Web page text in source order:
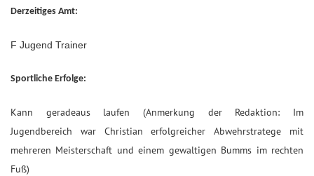
Derzeitiges Amt:
F Jugend Trainer
Sportliche Erfolge:
Kann geradeaus laufen (Anmerkung der Redaktion: Im
Jugendbereich war Christian erfolgreicher Abwehrstratege mit
mehreren Meisterschaft und einem gewaltigen Bumms im rechten
Fuß)